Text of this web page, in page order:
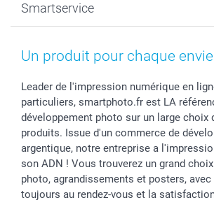
Faire-part & Cartes
Coques smartphone
Stickers & Etiquettes
Cadres photo & accessoires déco
Dénicheur d'idées cadeau
Naissance & baptême
Fête des Mères
Fête des Pères
Communion
Baptême
Toussaint
Rentrée des classes
Saint-Valentin
Vacances
Plan du site
Droit de rétraction
Plaintes
Vie privée
Gestion des cookies
Tarifs
Partenariats & Influence
Investisseurs
Smartservice
Aide
smartbonus
smartfriends
Livraison
Modes de paiement
Grandes quantités
Statut de ma commande
Un produit pour chaque
Leader de l'impression numérique en
particuliers, smartphoto.fr est LA
développement photo sur un large choix
produits. Issue d'un commerce de
argentique, notre entreprise a
son ADN ! Vous trouverez un grand
photo, agrandissements et posters,
toujours au rendez-vous et la